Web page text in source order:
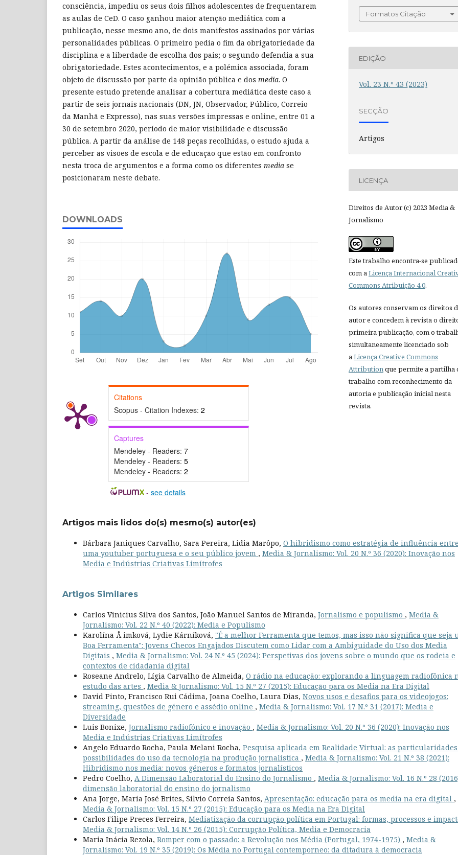
consciência, impediu os seus dois filhos adolescentes de frequentarem
as aulas de CeD. O caso ganhou maior atenção mediática com a
publicação, nesse mesmo ano, de dois manifestos assinados por várias
personalidades públicas. O primeiro pedia o fim da obrigatoriedade da
disciplina e a liberdade de escolha dos pais; o segundo defendia a sua
obrigatoriedade. Estes acontecimentos, e a polémica associada, foram
objeto de discussão por parte da opinião pública e dos media. O
presente estudo pretende analisar a cobertura mediática deste caso a
partir de seis jornais nacionais (DN, JN, Observador, Público, Correio
da Manhã e Expresso), nas suas versões impressas e online, entre 01 a
30 de setembro 2020, período de maior visibilidade e discussão
pública. A partir da análise de 148 peças recolhidas, o estudo ajuda a
perceber as visões de escola e de educação que estão em confronto
nesta troca de argumentos e a forma como os diferentes media se
posicionaram neste debate.
DOWNLOADS
Citations
Scopus - Citation Indexes: 2
Captures
Mendeley - Readers: 7
Mendeley - Readers: 5
Mendeley - Readers: 2
- see details
Formatos Citação
EDIÇÃO
Vol. 23 N.º 43 (2023)
SECÇÃO
Artigos
LICENÇA
Direitos de Autor (c) 2023 Media &
Jornalismo
Este trabalho encontra-se
com aLicença Internacional
Commons Atribuição 4.0.
Os autores conservam os direitos
autor e concedem à revista o
primeira publicação, com o
simultaneamente licenciado sob
aLicença Creative Commons
Attributionque permite a partilha
trabalho com reconhecimento da
autoria e publicação inicial nesta
revista.
Artigos mais lidos do(s) mesmo(s) autor(es)
Bárbara Janiques Carvalho, Sara Pereira, Lidia Marôpo, O hibridismo como estratégia de influência entre
uma youtuber portuguesa e o seu público jovem , Media & Jornalismo: Vol. 20 N.º 36 (2020): Inovação nos
Media e Indústrias Criativas Limítrofes
Artigos Similares
Carlos Vinicius Silva dos Santos, João Manuel Santos de Miranda, Jornalismo e populismo , Media &
Jornalismo: Vol. 22 N.º 40 (2022): Media e Populismo
Karolína Å imková, Lydie Kárníková, "É a melhor Ferramenta que temos, mas isso não significa que seja
Boa Ferramenta": Jovens Checos Engajados Discutem como Lidar com a Ambiguidade do Uso dos Media
Digitais , Media & Jornalismo: Vol. 24 N.º 45 (2024): Perspetivas dos jovens sobre o mundo que os rodeia e
contextos de cidadania digital
Roseane Andrelo, Lígia Carvalho de Almeida, O rádio na educação: explorando a linguagem radiofônica
estudo das artes , Media & Jornalismo: Vol. 15 N.º 27 (2015): Educação para os Media na Era Digital
David Pinto, Francisco Rui Cádima, Joana Coelho, Laura Dias, Novos usos e desafios para os videojogos:
streaming, questões de género e assédio online , Media & Jornalismo: Vol. 17 N.º 31 (2017): Media e
Diversidade
Luis Bonixe, Jornalismo radiofónico e inovação , Media & Jornalismo: Vol. 20 N.º 36 (2020): Inovação nos
Media e Indústrias Criativas Limítrofes
Angelo Eduardo Rocha, Paula Melani Rocha, Pesquisa aplicada em Realidade Virtual: as
possibilidades do uso da tecnologia na produção jornalística , Media & Jornalismo: Vol. 21 N.º 38 (2021):
Hibridismo nos media: novos géneros e formatos jornalísticos
Pedro Coelho, A Dimensão Laboratorial do Ensino do Jornalismo , Media & Jornalismo: Vol. 16 N.º 28
dimensão laboratorial do ensino do jornalismo
Ana Jorge, Maria José Brites, Sílvio Correia Santos, Apresentação: educação para os media na era digital ,
Media & Jornalismo: Vol. 15 N.º 27 (2015): Educação para os Media na Era Digital
Carlos Filipe Preces Ferreira, Mediatização da corrupção política em Portugal: formas, processos e
Media & Jornalismo: Vol. 14 N.º 26 (2015): Corrupção Política, Media e Democracia
Maria Inácia Rezola, Romper com o passado: a Revolução nos Média (Portugal, 1974-1975) , Media &
Jornalismo: Vol. 19 N.º 35 (2019): Os Média no Portugal contemporneo: da ditadura à democracia